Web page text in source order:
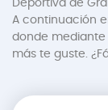
Deportiva de
A continuación
donde mediante
más te guste.